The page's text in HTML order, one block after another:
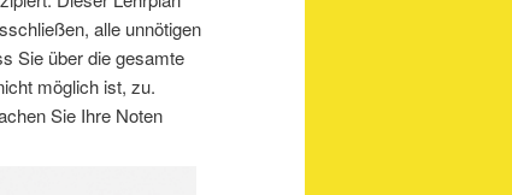
alle unnötigen
Sie über die gesamte
möglich ist, zu.
Sie Ihre Noten